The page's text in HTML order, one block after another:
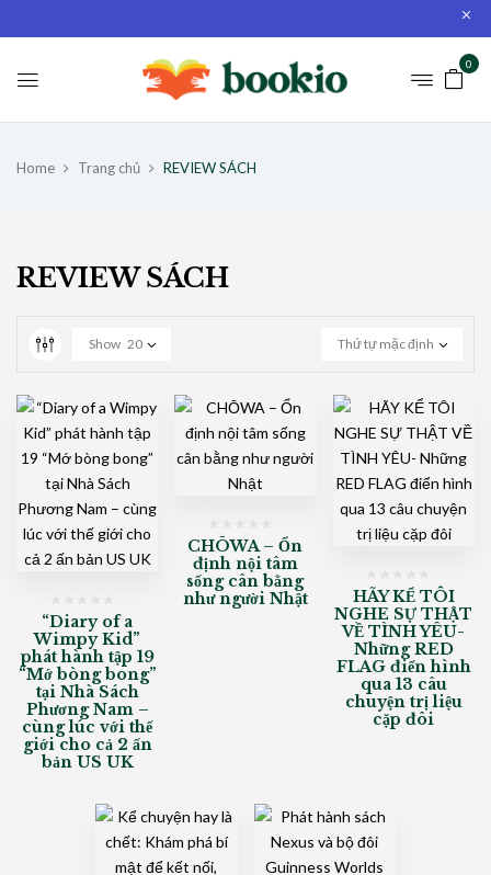
0
Home Trang chủ REVIEW SÁCH
REVIEW SÁCH
Thứ tự mặc định
Show 20
“Diary of a
Wimpy Kid”
phát hành tập 19
“Mớ bòng bong”
tại Nhà Sách
Phương Nam –
cùng lúc với thế
giới cho cả 2 ấn
bản US UK
CHŌWA – Ổn
định nội tâm
sống cân bằng
như người Nhật
HÃY KỂ TÔI
NGHE SỰ THẬT
VỀ TÌNH YÊU-
Những RED
FLAG điển hình
qua 13 câu
chuyện trị liệu
cặp đôi